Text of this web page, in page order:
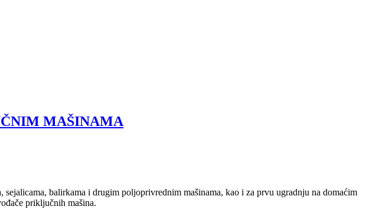
MAŠINAMA
balirkama i drugim poljoprivrednim mašinama, kao i za prvu ugradnju na domaćim
priključnih mašina.